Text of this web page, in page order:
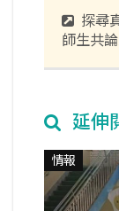
探尋
師生共
延伸
情報